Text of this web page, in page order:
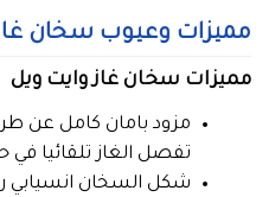
مميزات وعيوب سخان
مميزات سخان غاز وايت ويل
مزود بامان كامل عن
تفصل الغاز تلقائيا في
شكل السخان انسيابي